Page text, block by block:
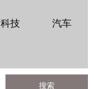
科技 汽车